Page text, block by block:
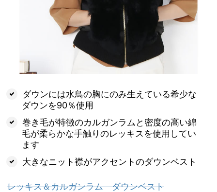
ダウンには水鳥の胸にのみ生えている希少な
ダウンを90％使用
巻き毛が特徴のカルガンラムと密度の高い綿
毛が柔らかな手触りのレッキスを使用してい
ます
大きなニット襟がアクセントのダウンベスト
レッキス＆カルガンラム ダウンベスト